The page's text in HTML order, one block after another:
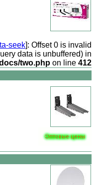
seek]: Offset 0 is invalid
data is unbuffered) in
two.php on line 412